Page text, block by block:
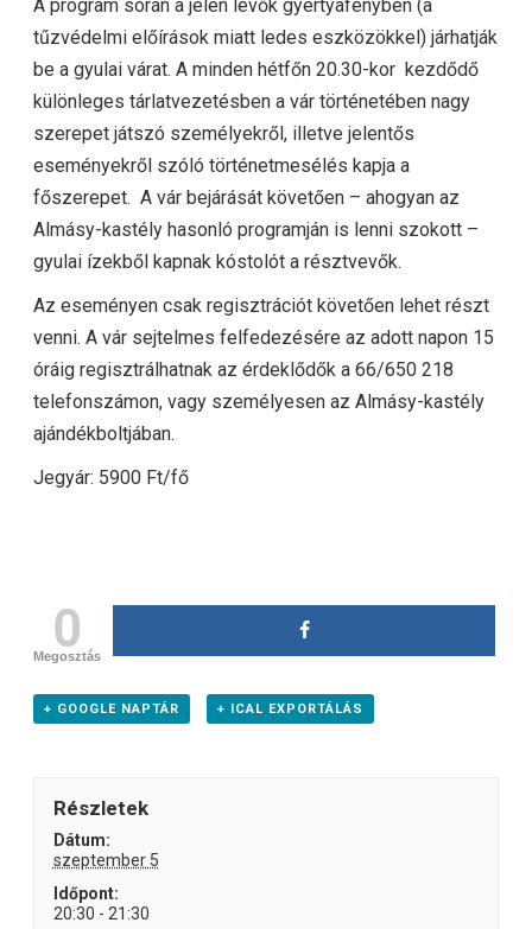
A program során a jelen lévők gyertyafényben (a
tűzvédelmi előírások miatt ledes eszközökkel) járhatják
be a gyulai várat. A minden hétfőn 20.30-kor kezdődő
különleges tárlatvezetésben a vár történetében nagy
szerepet játszó személyekről, illetve jelentős
eseményekről szóló történetmesélés kapja a
főszerepet. A vár bejárását követően – ahogyan az
Almásy-kastély hasonló programján is lenni szokott –
gyulai ízekből kapnak kóstolót a résztvevők.
Az eseményen csak regisztrációt követően lehet részt
venni. A vár sejtelmes felfedezésére az adott napon 15
óráig regisztrálhatnak az érdeklődők a 66/650 218
telefonszámon, vagy személyesen az Almásy-kastély
ajándékboltjában.
Jegyár: 5900 Ft/fő
0
Megosztás
+ GOOGLE NAPTÁR + ICAL EXPORTÁLÁS
Részletek
Dátum:
szeptember 5
Időpont:
20:30 - 21:30